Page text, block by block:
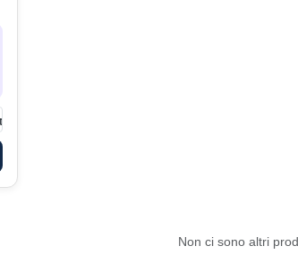
M
Non ci sono altri